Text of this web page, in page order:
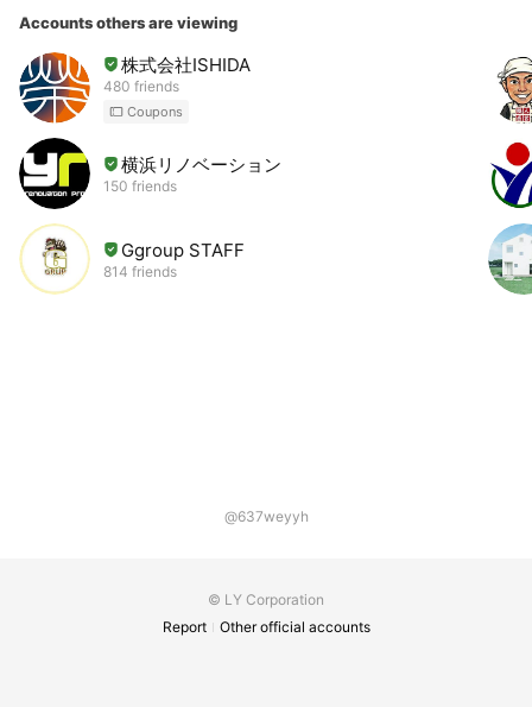
Accounts others are viewing
株式会社ISHIDA
480 friends
Coupons
横浜リノベーション
150 friends
Ggroup STAFF
814 friends
@637weyyh
© LY Corporation
Report
Other official accounts